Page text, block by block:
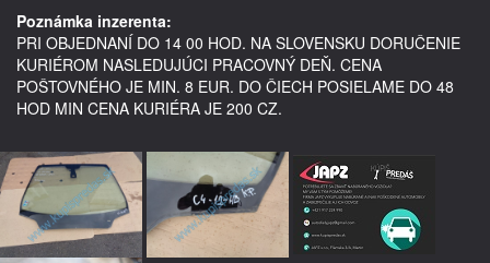
Poznámka inzerenta:
PRI OBJEDNANÍ DO 14 00 HOD. NA SLOVENSKU DORUČENIE
KURIÉROM NASLEDUJÚCI PRACOVNÝ DEŇ. CENA
POŠTOVNÉHO JE MIN. 8 EUR. DO ČIECH POSIELAME DO 48
HOD MIN CENA KURIÉRA JE 200 CZ.